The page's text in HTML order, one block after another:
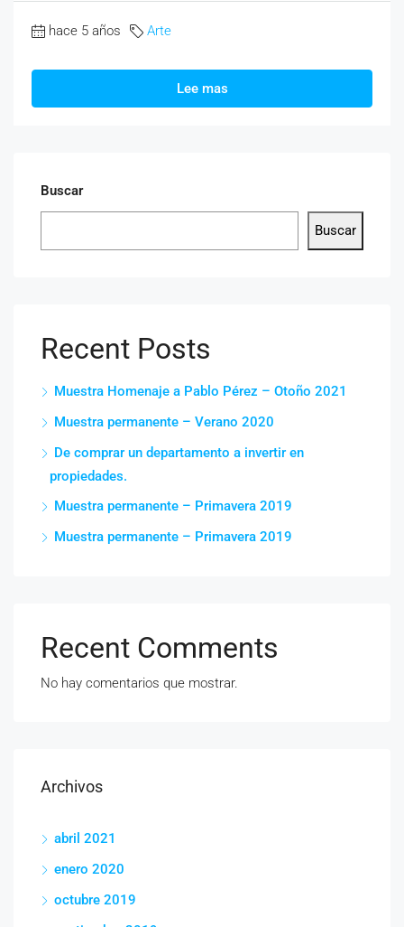
hace 5 años Arte
Lee mas
Buscar
Buscar
Recent Posts
Muestra Homenaje a Pablo Pérez – Otoño 2021
Muestra permanente – Verano 2020
De comprar un departamento a invertir en
propiedades.
Muestra permanente – Primavera 2019
Muestra permanente – Primavera 2019
Recent Comments
No hay comentarios que mostrar.
Archivos
abril 2021
enero 2020
octubre 2019